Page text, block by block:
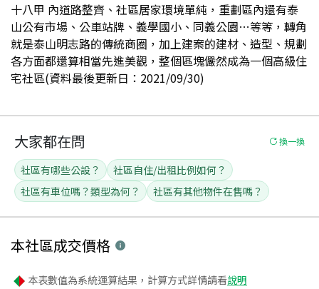
十八甲 內道路整齊、社區居家環境單純，重劃區內還有泰
山公有市場、公車站牌、義學國小、同義公園…等等，轉角
就是泰山明志路的傳統商圈，加上建案的建材、造型、規劃
各方面都還算相當先進美觀，整個區塊儼然成為一個高級住
宅社區(資料最後更新日：2021/09/30)
大家都在問 換一換
社區有哪些公設？
社區自住/出租比例如何？
社區有車位嗎？類型為何？
社區有其他物件在售嗎？
本社區成交價格
本表數值為系統運算結果，計算方式詳情請看說明